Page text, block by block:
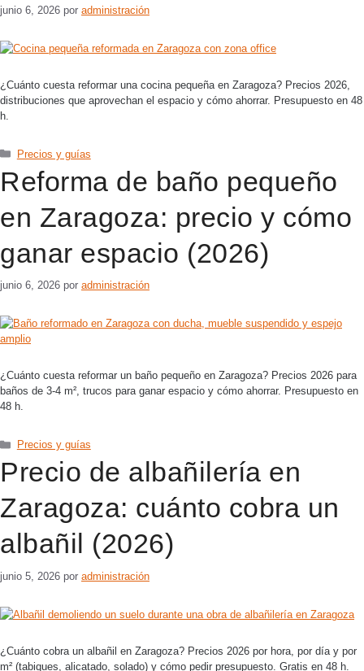
junio 6, 2026 por administración
¿Cuánto cuesta reformar una cocina pequeña en Zaragoza? Precios 2026,
distribuciones que aprovechan el espacio y cómo ahorrar. Presupuesto en 48
h.
Precios y guías
Reforma de baño pequeño
en Zaragoza: precio y cómo
ganar espacio (2026)
junio 6, 2026 por administración
¿Cuánto cuesta reformar un baño pequeño en Zaragoza? Precios 2026 para
baños de 3-4 m², trucos para ganar espacio y cómo ahorrar. Presupuesto en
48 h.
Precios y guías
Precio de albañilería en
Zaragoza: cuánto cobra un
albañil (2026)
junio 5, 2026 por administración
¿Cuánto cobra un albañil en Zaragoza? Precios 2026 por hora, por día y por
m² (tabiques, alicatado, solado) y cómo pedir presupuesto. Gratis en 48 h.